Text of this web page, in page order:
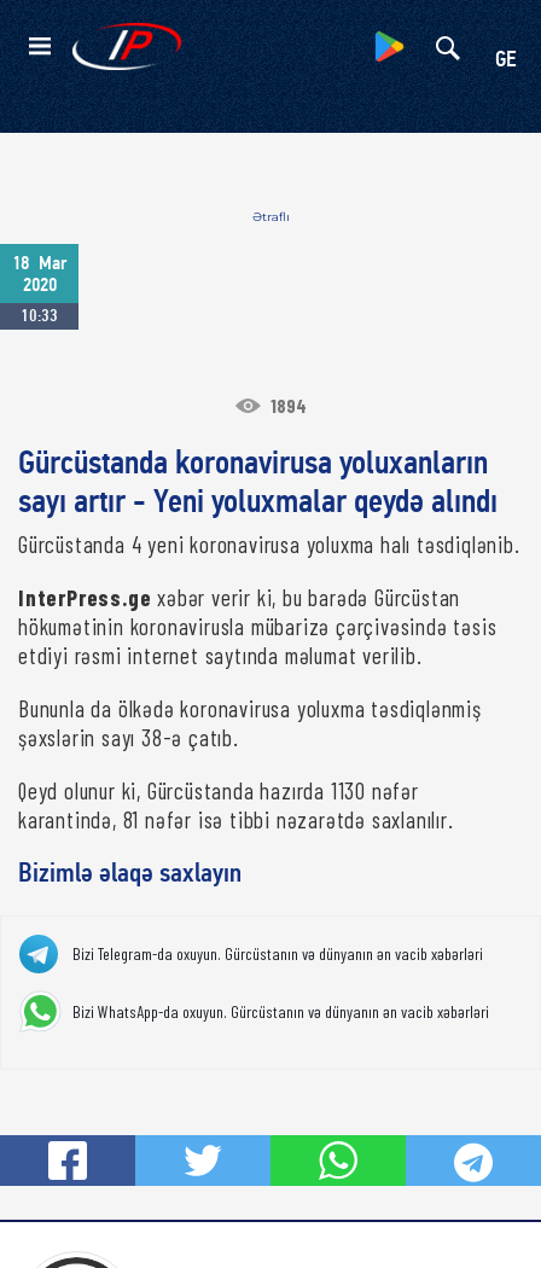
GE
Kateqoriyalar
Ətraflı
18
Mar
2020
10:33
1894
Gürcüstanda koronavirusa yoluxanların
sayı artır - Yeni yoluxmalar qeydə alındı
Gürcüstanda 4 yeni koronavirusa yoluxma halı təsdiqlənib.
InterPress.ge xəbər verir ki, bu barədə Gürcüstan
hökumətinin koronavirusla mübarizə çərçivəsində təsis
etdiyi rəsmi internet saytında məlumat verilib.
Bununla da ölkədə koronavirusa yoluxma təsdiqlənmiş
şəxslərin sayı 38-ə çatıb.
Qeyd olunur ki, Gürcüstanda hazırda 1130 nəfər
karantində, 81 nəfər isə tibbi nəzarətdə saxlanılır.
Bizimlə əlaqə saxlayın
Bizi Telegram-da oxuyun. Gürcüstanın və dünyanın ən vacib xəbərləri
Bizi WhatsApp-da oxuyun. Gürcüstanın və dünyanın ən vacib xəbərləri